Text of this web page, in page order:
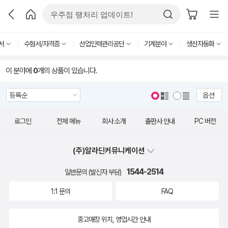
수험서/자격증 산업인력관리공단 기계분야 생산자동화
이 분야에 0개의 상품이 있습니다.
옵션
로그인 전체 메뉴 회사 소개 출판사 안내 PC 버전
(주)알라딘커뮤니케이션
일반문의 (발신자 부담) 1544-2514
1:1 문의 FAQ
중고매장 위치, 영업시간 안내